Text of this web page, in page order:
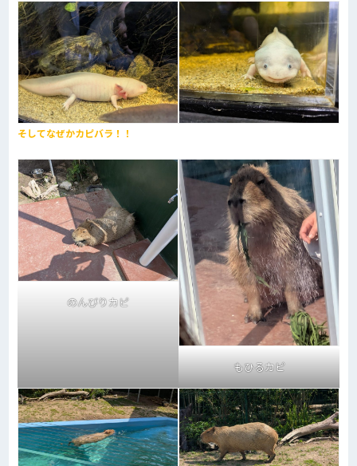
そしてなぜかカピバラ！！
のんびりカピ
もひるカピ